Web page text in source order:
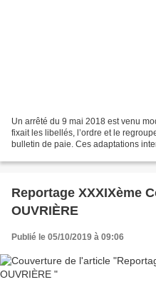
Un arrêté du 9 mai 2018 est venu
fixait les libellés, l’ordre et le
bulletin de paie. Ces adaptations
Reportage XXXIXème
OUVRIÈRE
Publié le 05/10/2019 à 09:06